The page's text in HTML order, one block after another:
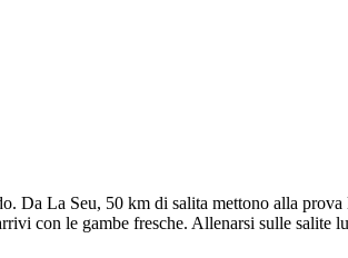
La Seu, 50 km di salita mettono alla prova
con le gambe fresche. Allenarsi sulle salite